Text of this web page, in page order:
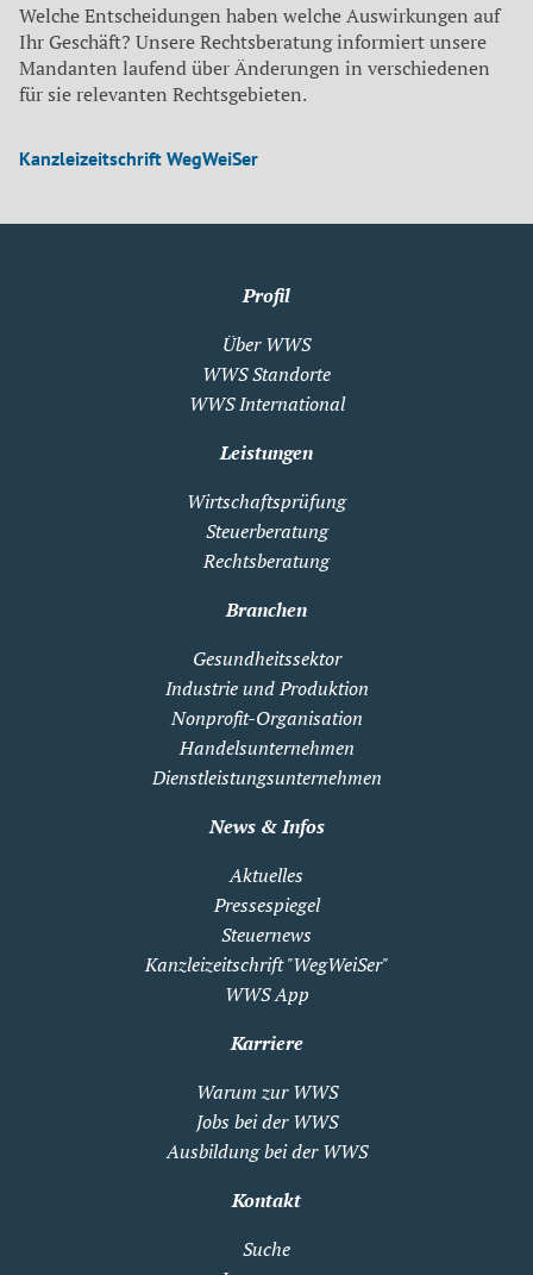
Welche Entscheidungen haben welche Auswirkungen auf
Ihr Geschäft? Unsere Rechtsberatung informiert unsere
Mandanten laufend über Änderungen in verschiedenen
für sie relevanten Rechtsgebieten.
Kanzleizeitschrift WegWeiSer
Profil
Über WWS
WWS Standorte
WWS International
Leistungen
Wirtschaftsprüfung
Steuerberatung
Rechtsberatung
Branchen
Gesundheitssektor
Industrie und Produktion
Nonprofit-Organisation
Handelsunternehmen
Dienstleistungsunternehmen
News & Infos
Aktuelles
Pressespiegel
Steuernews
Kanzleizeitschrift "WegWeiSer"
WWS App
Karriere
Warum zur WWS
Jobs bei der WWS
Ausbildung bei der WWS
Kontakt
Suche